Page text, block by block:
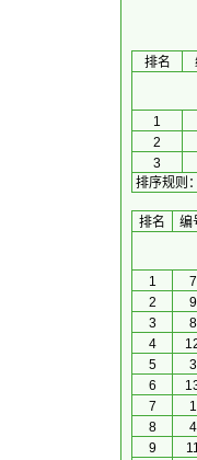
排名
1
2
3
排序规则 ：
排名 编
1 7
2
9
3
8
4
5
3
6
7
1
8
4
9